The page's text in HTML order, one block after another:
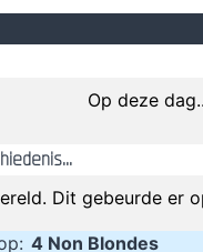
Jack Matthew Tyson
horlenblatt, smeckerei!!!!
Fuck schandard.
bol is
constante 'Hmmm, dat
Op deze
Dit gebeurde er
4 Non Blondes